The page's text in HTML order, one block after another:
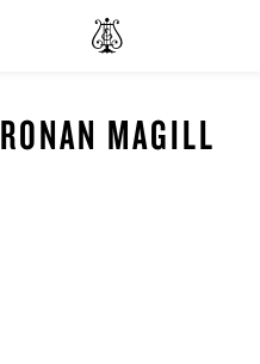
RONAN MAGILL